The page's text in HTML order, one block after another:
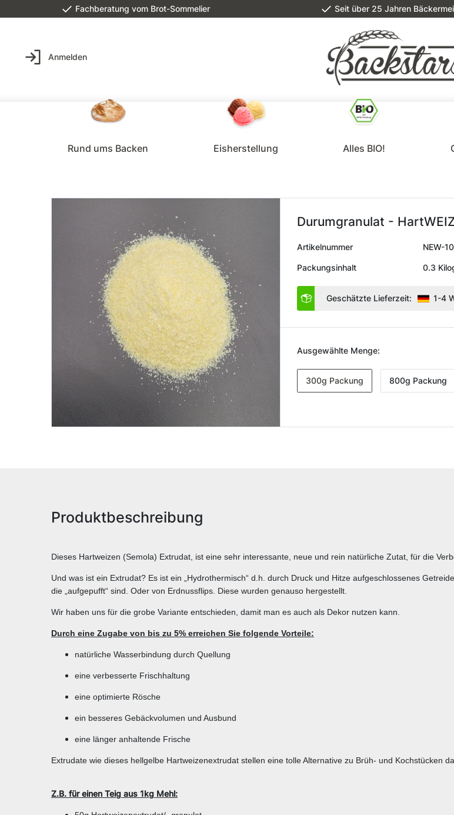
Fachberatung vom Brot-Sommelier Seit über 25 Jahren
Anmelden
Rund ums Backen Eisherstellung Alles BIO!
Durumgranulat -
Artikelnummer NEW-
Packungsinhalt 0.3
Geschätzte Lieferzeit: 1-4
Ausgewählte Menge:
300g Packung 800g Packung
Produktbeschreibung
Dieses Hartweizen (Semola) Extrudat, ist eine sehr interessante, neue und rein natürliche Zutat, für die
Und was ist ein Extrudat? Es ist ein „Hydrothermisch“ d.h. durch Druck und Hitze aufgeschlossenes
die „aufgepufft“ sind. Oder von Erdnussflips. Diese wurden genauso hergestellt.
Wir haben uns für die grobe Variante entschieden, damit man es auch als Dekor nutzen kann.
Durch eine Zugabe von bis zu 5% erreichen Sie folgende Vorteile:
natürliche Wasserbindung durch Quellung
eine verbesserte Frischhaltung
eine optimierte Rösche
ein besseres Gebäckvolumen und Ausbund
eine länger anhaltende Frische
Extrudate wie dieses hellgelbe Hartweizenextrudat stellen eine tolle Alternative zu Brüh- und Kochstücken
Z.B. für einen Teig aus 1kg Mehl: